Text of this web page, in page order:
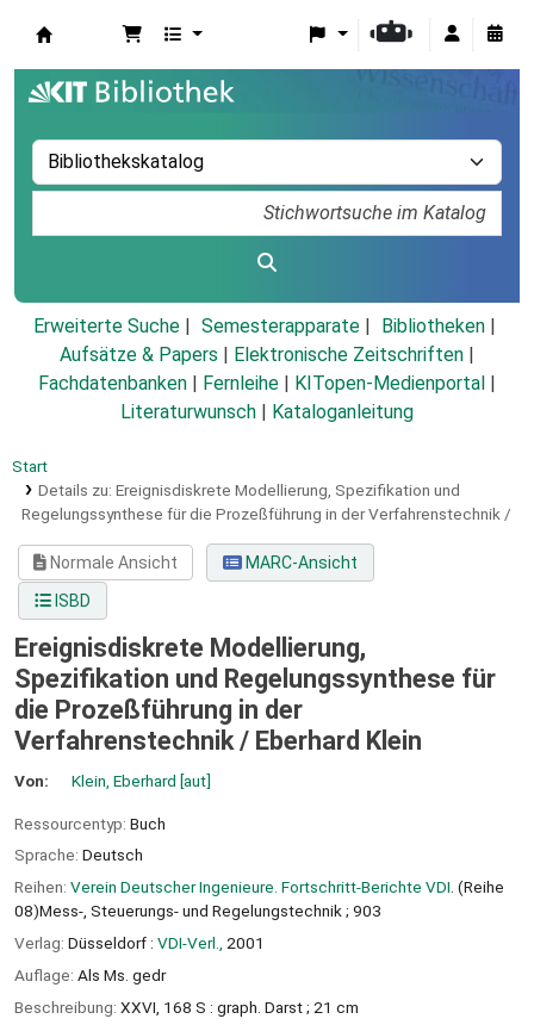
Erweiterte Suche Semesterapparate
Bibliotheken
Aufsätze & Papers
Elektronische Zeitschriften
Fachdatenbanken
Fernleihe KITopen-Medienportal
Literaturwunsch
Kataloganleitung
Start
Details zu: Ereignisdiskrete Modellierung, Spezifikation und
Regelungssynthese für die Prozeßführung in der Verfahrenstechnik /
Normale Ansicht
MARC-Ansicht
ISBD
Ereignisdiskrete Modellierung,
Spezifikation und Regelungssynthese für
die Prozeßführung in der
Verfahrenstechnik / Eberhard Klein
Von: Klein, Eberhard [aut]
Ressourcentyp: Buch
Sprache: Deutsch
Reihen: Verein Deutscher Ingenieure. Fortschritt-Berichte VDI . (Reihe
08)Mess-, Steuerungs- und Regelungstechnik ; 903
Verlag: Düsseldorf : VDI-Verl.,
2001
Auflage: Als Ms. gedr
Beschreibung: XXVI, 168 S : graph. Darst ; 21 cm